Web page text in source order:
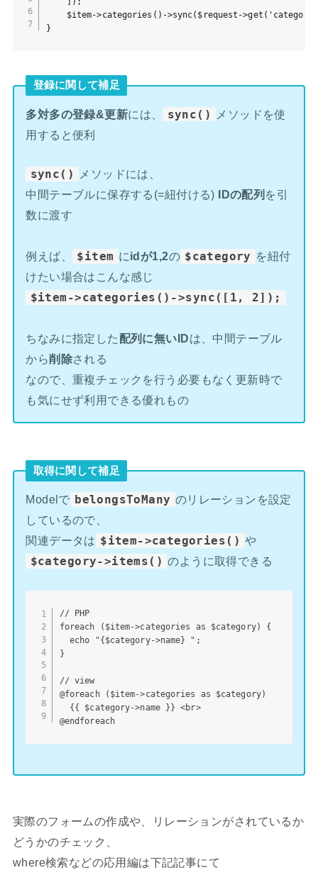
$item->categories()->sync($request-
}
登録に関して補足
多対多の登録&更新には、 sync()
メソッドを使
用すると便利
sync()
メソッドには、
中間テーブルに保存する(=紐付ける) IDの配列 を引
数に渡す
例えば、 $item にidが1,2の $category を紐付
けたい場合はこんな感じ
$item->categories()->sync([1, 2]);
ちなみに指定した配列に無いIDは、中間テーブル
から削除される
なので、重複チェックを行う必要もなく更新時で
も気にせず利用できる優れもの
取得に関して補足
Modelで belongsToMany のリレーションを設定
しているので、
関連データは $item->categories() や
$category->items() のように取得できる
// PHP
foreach ($item->categories as $category) {
  echo "{$category->name} ";
}
// view
@foreach ($item->categories as $category)
  {{ $category->name }} <br>
@endforeach
実際のフォームの作成や、リレーションがされているか
どうかのチェック、
where検索などの応用編は下記記事にて